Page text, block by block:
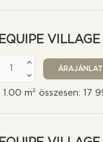
EQUIPE
1.00 m² összesen: 17